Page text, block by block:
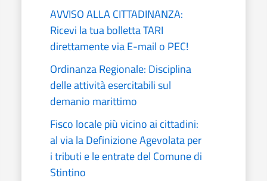
AVVISO ALLA CITTADINANZA:
Ricevi la tua bolletta TARI
direttamente via E-mail o PEC!
Ordinanza Regionale: Disciplina
delle attività esercitabili sul
demanio marittimo
Fisco locale più vicino ai cittadini:
al via la Definizione Agevolata per
i tributi e le entrate del Comune di
Stintino